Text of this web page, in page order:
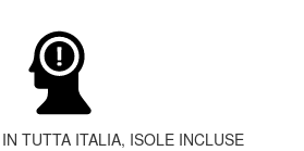
TUTTA ITALIA, ISOLE INCLUSE